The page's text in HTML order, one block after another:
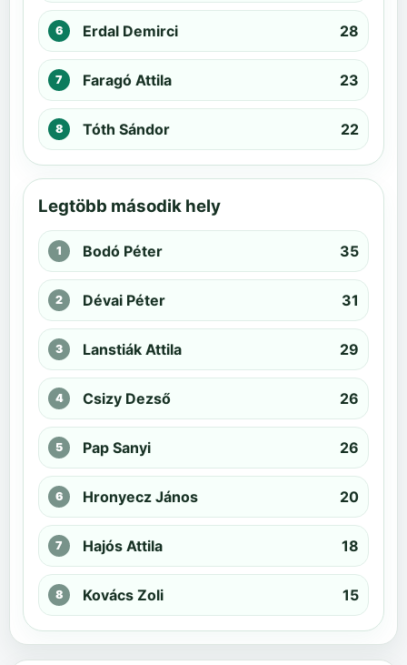
Erdal Demirci 28
Faragó Attila 23
Tóth Sándor 22
Legtöbb második hely
Bodó Péter 35
Dévai Péter 31
Lanstiák Attila 29
Csizy Dezső 26
Pap Sanyi 26
Hronyecz János 20
Hajós Attila 18
Kovács Zoli 15